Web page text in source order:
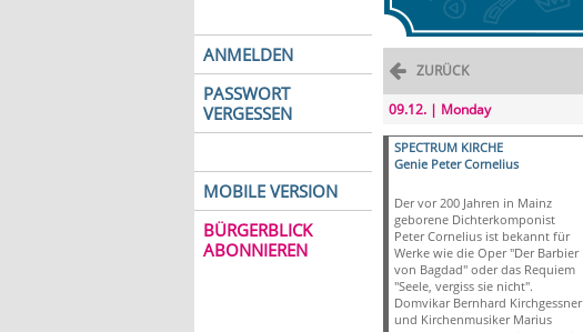
ANMELDEN
PASSWORT
VERGESSEN
MOBILE VERSION
BÜRGERBLICK
ABONNIEREN
ZURÜCK
09.12. | Monday
SPECTRUM KIRCHE
Genie Peter Cornelius
Der vor 200 Jahren in Mainz
geborene Dichterkomponist
Peter Cornelius ist bekannt für
Werke wie die Oper "Der Barbier
von Bagdad" oder das Requiem
"Seele, vergiss sie nicht".
Domvikar Bern­hard Kirch­gess­ner
und Kirchenmusiker Mari­us